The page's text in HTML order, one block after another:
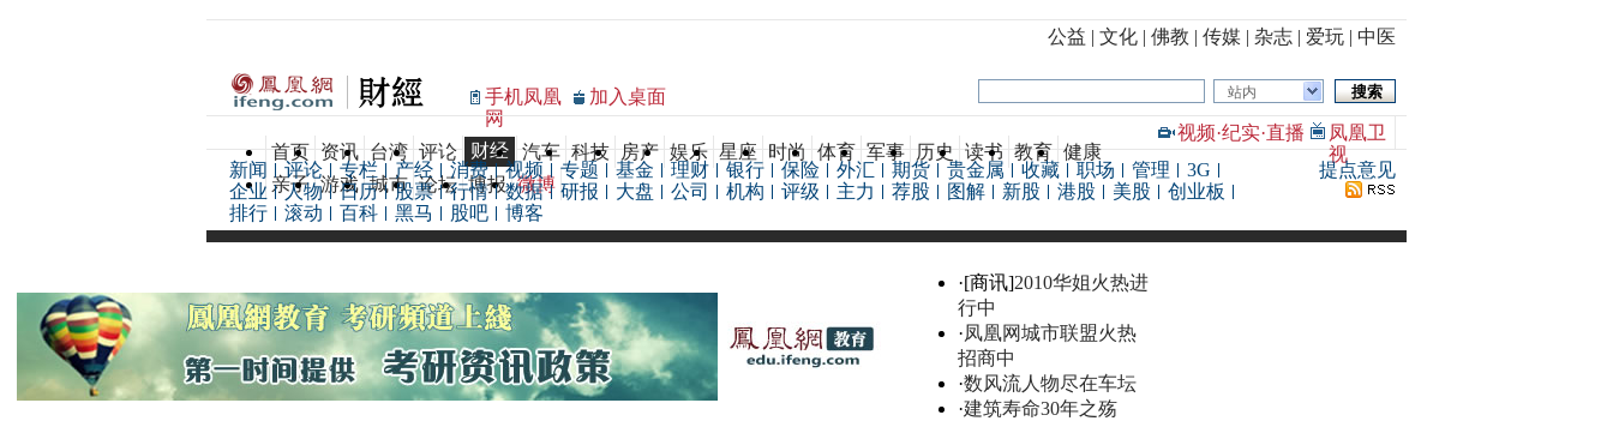
公益 | 文化 | 佛教 | 传媒 | 杂志 | 爱玩 | 中医
手机凤凰
网
加入桌面 站内
首页 资讯 台湾 评论 财经 汽车 科技 房产 娱乐 星座 时尚 体育 军事 历史 读书 教育 健康
亲子 游戏 城市 论坛 博报 微博
视频·纪实·直播
凤凰卫
视
新闻 评论 专栏 产经 消费 视频 专题 基金 理财 银行 保险 外汇 期货 贵金属 收藏 职场 管理
3G
企业
人物 日历 股票 行情 数据 研报 大盘 公司 机构 评级 主力 荐股 图解 新股 港股 美股
创业板
排行
滚动 百科 黑马 股吧 博客
提点意见
·[商讯]2010华姐火热进
行中
·凤凰网城市联盟火热
招商中
·数风流人物尽在车坛
·建筑寿命30年之殇